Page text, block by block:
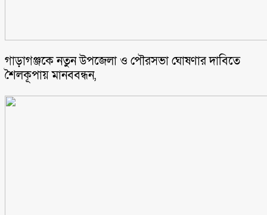
গাড়াগঞ্জকে নতুন উপজেলা ও পৌরসভা ঘোষণার দাবিতে
শৈলকূপায় মানববন্ধন,